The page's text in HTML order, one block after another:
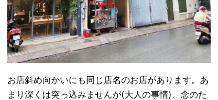
お店斜め向かいにも同じ店名のお店があります。あ
まり深くは突っ込みませんが(大人の事情)、念のた